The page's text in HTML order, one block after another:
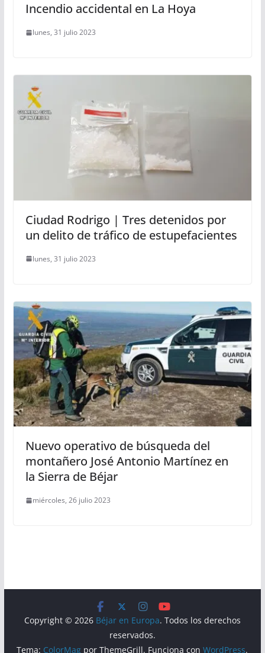
Incendio accidental en La Hoya
lunes, 31 julio 2023
Ciudad Rodrigo | Tres detenidos por
un delito de tráfico de estupefacientes
lunes, 31 julio 2023
Nuevo operativo de búsqueda del
montañero José Antonio Martínez en
la Sierra de Béjar
miércoles, 26 julio 2023
Copyright © 2026 Béjar en Europa. Todos los derechos
reservados.
Tema: ColorMag por ThemeGrill. Funciona conWordPress.